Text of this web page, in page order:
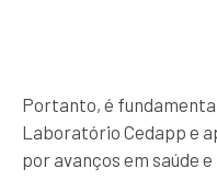
Portanto, é
Laboratório Cedapp e
por avanços em saúde